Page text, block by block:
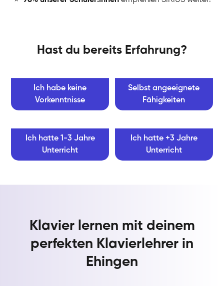
Hast du bereits Erfahrung?
Ich habe keine
Vorkenntnisse
Selbst angeeignete
Fähigkeiten
Ich hatte 1-3 Jahre
Unterricht
Ich hatte +3 Jahre
Unterricht
Klavier lernen mit deinem
perfekten Klavierlehrer in
Ehingen